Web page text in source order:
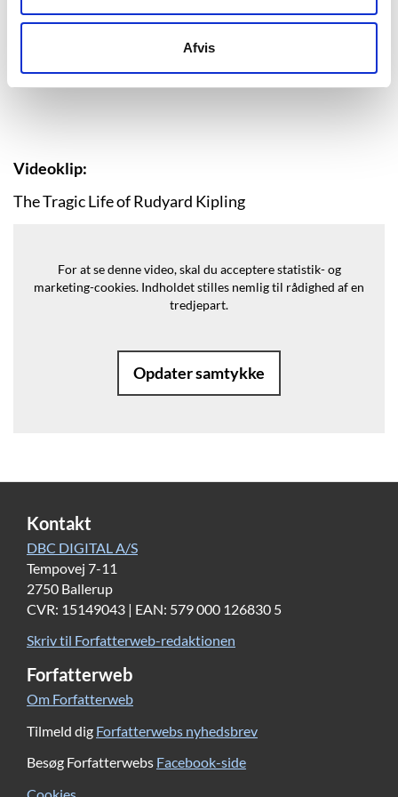
Afvis
Videoklip:
The Tragic Life of Rudyard Kipling
For at se denne video, skal du acceptere statistik- og
marketing-cookies. Indholdet stilles nemlig til rådighed af en
tredjepart.
Opdater samtykke
Kontakt
DBC DIGITAL A/S
Tempovej 7-11
2750 Ballerup
CVR: 15149043 | EAN: 579 000 126830 5
Skriv til Forfatterweb-redaktionen
Forfatterweb
Om Forfatterweb
Tilmeld dig Forfatterwebs nyhedsbrev
Besøg Forfatterwebs Facebook-side
Cookies